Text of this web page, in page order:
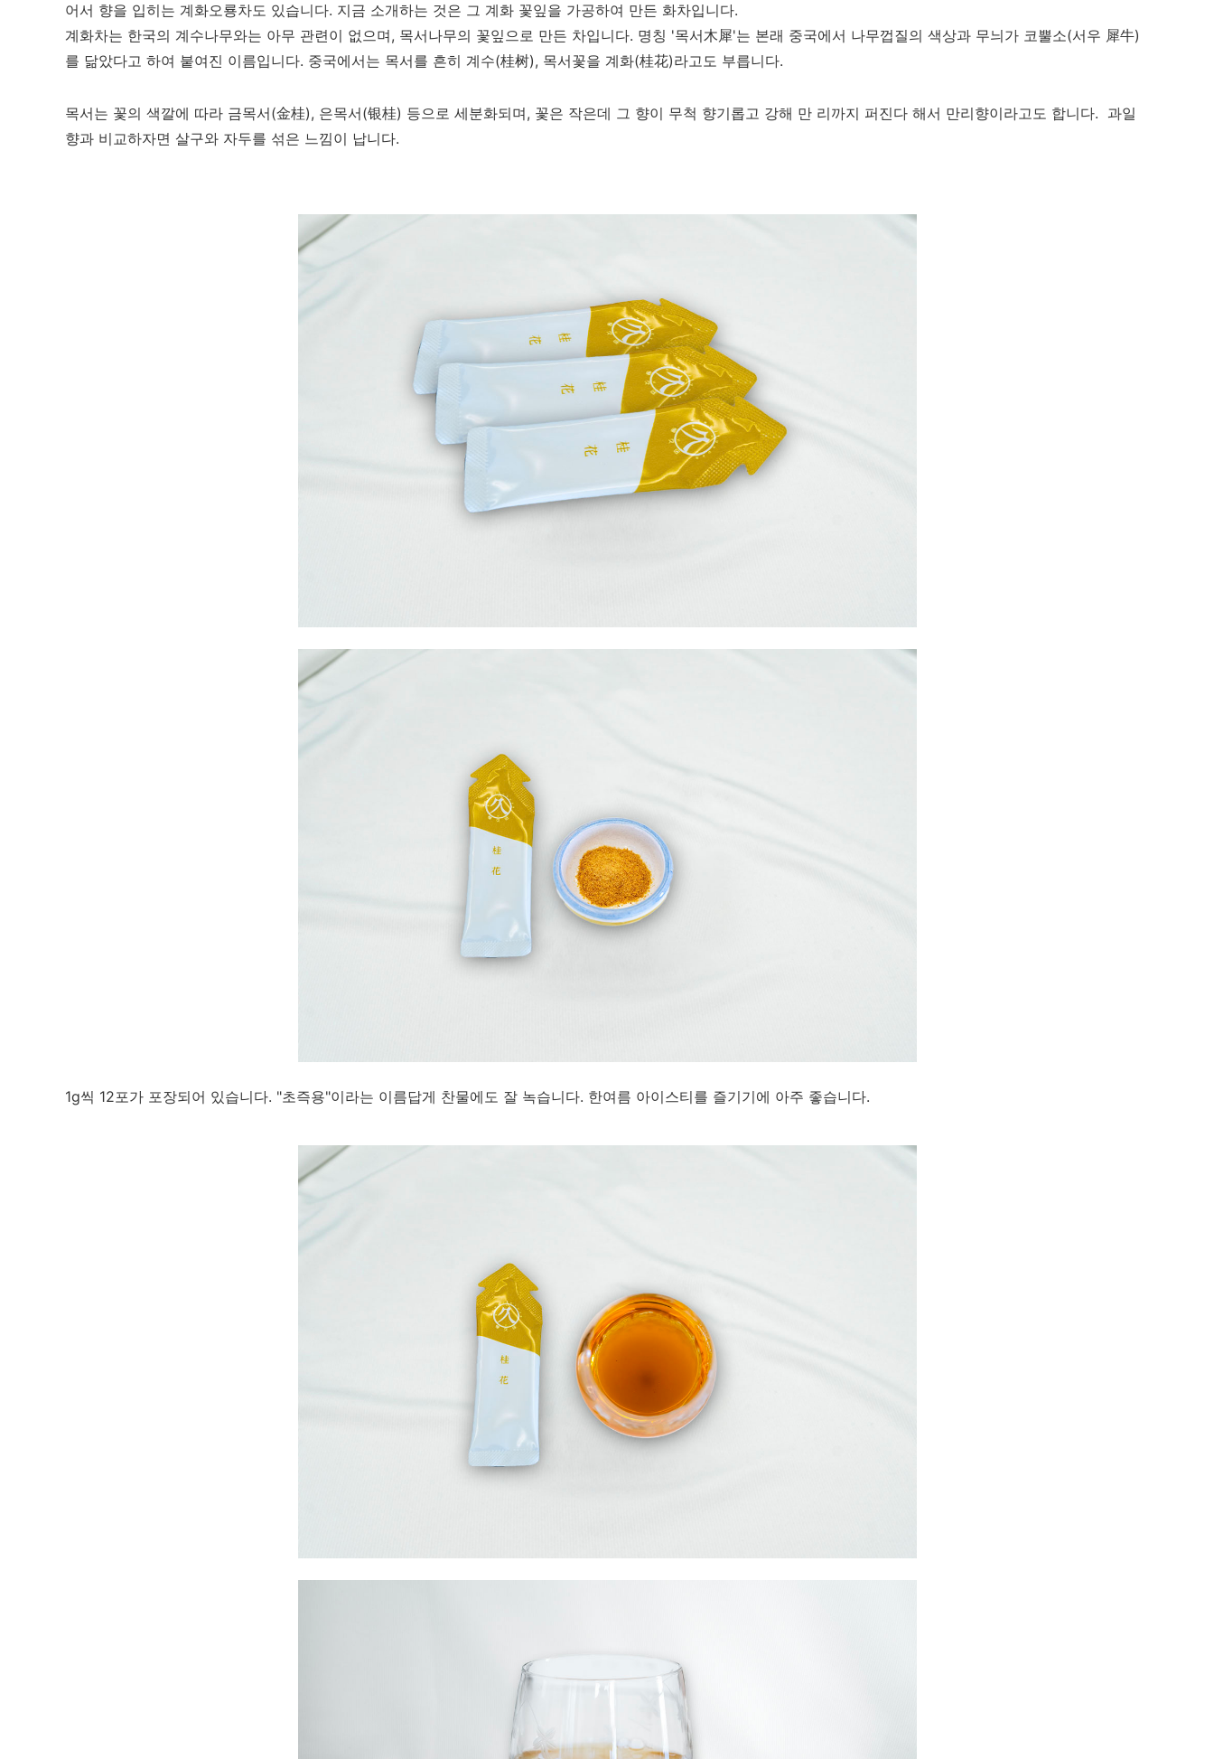
어서 향을 입히는 계화오룡차도 있습니다. 지금 소개하는 것은 그 계화 꽃잎을 가공하여 만든 화차입니다.
계화차는 한국의 계수나무와는 아무 관련이 없으며, 목서나무의 꽃잎으로 만든 차입니다. 명칭 '목서木犀'는 본래 중국에서 나무껍질의 색상과 무늬가 코뿔소(서우 犀牛)
를 닮았다고 하여 붙여진 이름입니다. 중국에서는 목서를 흔히 계수(桂树), 목서꽃을 계화(桂花)라고도 부릅니다.
목서는 꽃의 색깔에 따라 금목서(金桂), 은목서(银桂) 등으로 세분화되며, 꽃은 작은데 그 향이 무척 향기롭고 강해 만 리까지 퍼진다 해서 만리향이라고도 합니다. 과일
향과 비교하자면 살구와 자두를 섞은 느낌이 납니다.
1g씩 12포가 포장되어 있습니다. "초즉용"이라는 이름답게 찬물에도 잘 녹습니다. 한여름 아이스티를 즐기기에 아주 좋습니다.